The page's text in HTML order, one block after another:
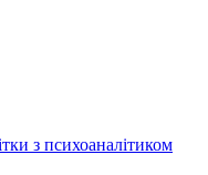
з психоаналітиком